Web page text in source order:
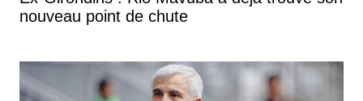
nouveau point de chute